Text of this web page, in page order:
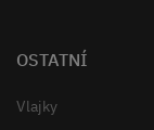
OSTATNÍ
Vlajky